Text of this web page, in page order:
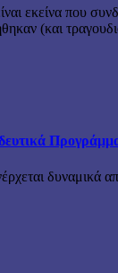
εκείνα που
(και
δυναμικά